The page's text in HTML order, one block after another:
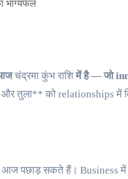
आजचंद्रमा कुंभ राशिमें है — जो
तुला** को relationships में
आज पछाड़ सकते हैं। Business में